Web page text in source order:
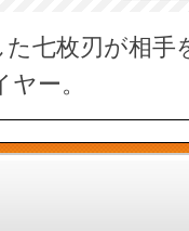
七枚刃が相手
ー。